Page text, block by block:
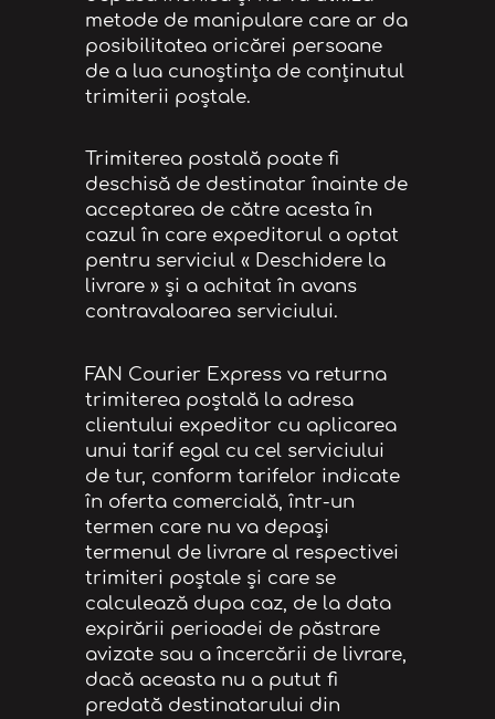
metode de manipulare care ar da
posibilitatea oricărei persoane
de a lua cunoștința de conținutul
trimiterii poștale.
Trimiterea postală poate fi
deschisă de destinatar înainte de
acceptarea de către acesta în
cazul în care expeditorul a optat
pentru serviciul « Deschidere la
livrare » și a achitat în avans
contravaloarea serviciului.
FAN Courier Express va returna
trimiterea poștală la adresa
clientului expeditor cu aplicarea
unui tarif egal cu cel serviciului
de tur, conform tarifelor indicate
în oferta comercială, într-un
termen care nu va depași
termenul de livrare al respectivei
trimiteri poștale și care se
calculează dupa caz, de la data
expirării perioadei de păstrare
avizate sau a încercării de livrare,
dacă aceasta nu a putut fi
predată destinatarului din